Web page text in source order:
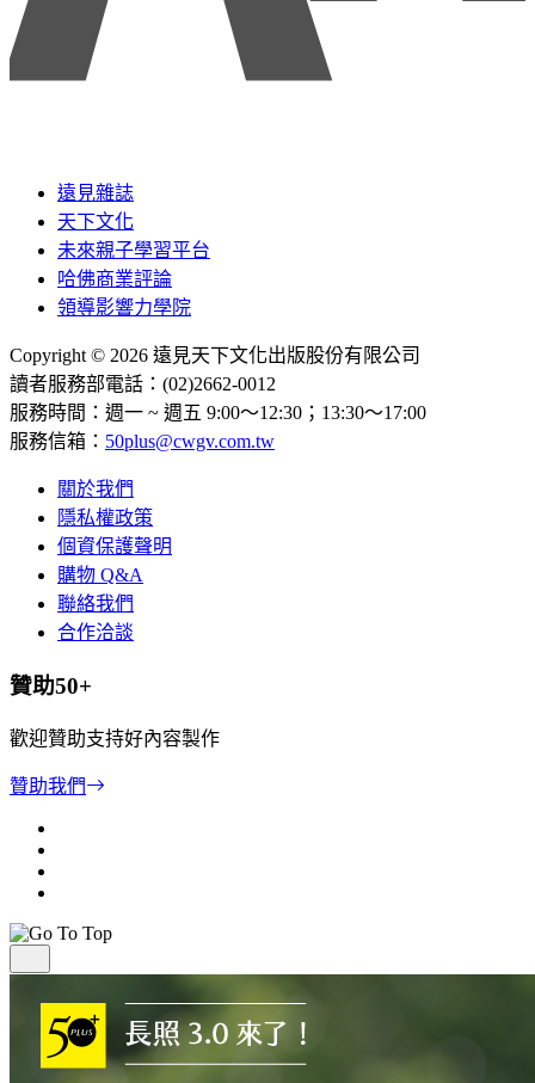
遠見雜誌
天下文化
未來親子學習平台
哈佛商業評論
領導影響力學院
Copyright © 2026 遠見天下文化出版股份有限公司
讀者服務部電話：(02)2662-0012
服務時間：週一 ~ 週五 9:00～12:30；13:30～17:00
服務信箱： 50plus@cwgv.com.tw
關於我們
隱私權政策
個資保護聲明
購物 Q&A
聯絡我們
合作洽談
贊助50+
歡迎贊助支持好內容製作
贊助我們